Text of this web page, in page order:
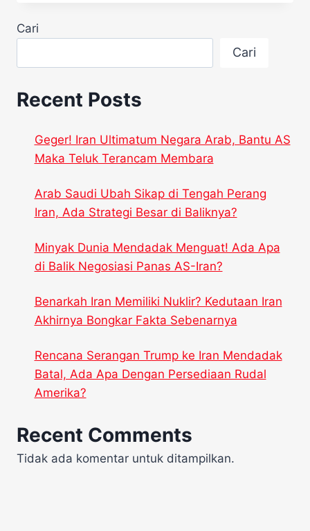
TIDAK
ADA
CCTV
Cari
Cari
Recent Posts
Geger! Iran Ultimatum Negara Arab, Bantu AS
Maka Teluk Terancam Membara
Arab Saudi Ubah Sikap di Tengah Perang
Iran, Ada Strategi Besar di Baliknya?
Minyak Dunia Mendadak Menguat! Ada Apa
di Balik Negosiasi Panas AS-Iran?
Benarkah Iran Memiliki Nuklir? Kedutaan Iran
Akhirnya Bongkar Fakta Sebenarnya
Rencana Serangan Trump ke Iran Mendadak
Batal, Ada Apa Dengan Persediaan Rudal
Amerika?
Recent Comments
Tidak ada komentar untuk ditampilkan.